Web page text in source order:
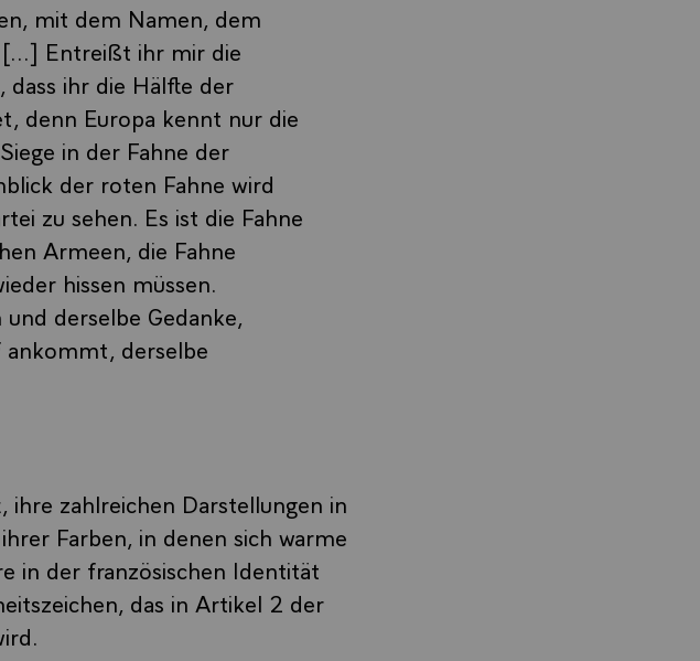
mit dem Namen, dem
[...] Entreißt ihr mir die
dass ihr die Hälfte der
denn Europa kennt nur die
in der Fahne der
der roten Fahne wird
zu sehen. Es ist die Fahne
Armeen, die Fahne
hissen müssen.
derselbe Gedanke,
ankommt, derselbe
zahlreichen Darstellungen in
Farben, in denen sich warme
in der französischen Identität
das in Artikel 2 der